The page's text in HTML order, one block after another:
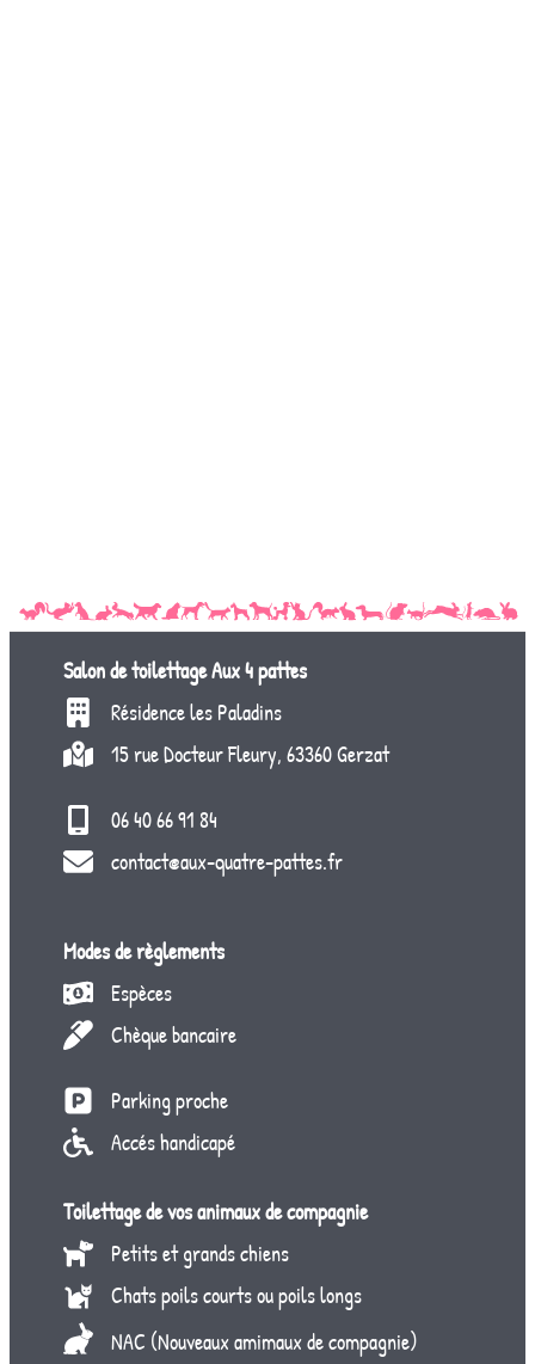
Salon de toilettageAux 4 pattes
Résidence les Paladins
15 rue Docteur Fleury, 63360 Gerzat
06 40 66 91 84
contact@aux-quatre-pattes.fr
Modes de règlements
Espèces
Chèque bancaire
Parking proche
Accés handicapé
Toilettage de vos animaux de compagnie
Petits et grands chiens
Chats poils courts ou poils longs
NAC (Nouveaux amimaux de compagnie)